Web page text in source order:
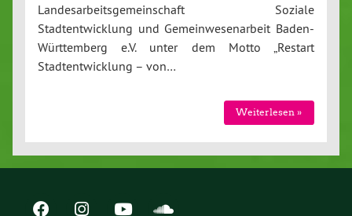
Landesarbeitsgemeinschaft Soziale
Stadtentwicklung und Gemeinwesenarbeit Baden-
Württemberg e.V. unter dem Motto „Restart
Stadtentwicklung – von…
Weiterlesen »